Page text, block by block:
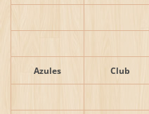
Azules Club